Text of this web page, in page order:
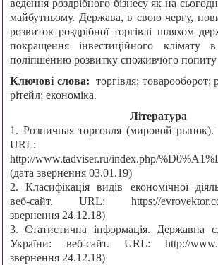
ведення роздрібного бізнесу як на
майбутньому. Держава, в свою чергу,
розвиток роздрібної торгівлі шляхом
покращення інвестиційного клімату
поліпшенню розвитку споживчого попиту
Ключові слова:
торгівля; товарооборот;
рітейл; економіка.
Література
1. Розничная торговля (мировой рынок).
URL:
http://www.tadviser.ru/index.php/
(дата звернення 03.01.19)
2. Класифікація видів економічної
веб-сайт. URL: https://
звернення 24.12.18)
3. Статистична інформація. Державна
України: веб-сайт. URL: http://
звернення 24.12.18)